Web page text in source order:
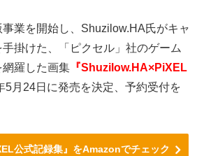
事業を開始し、Shuzilow.HA氏がキャ
掛けた、「ピクセル」社のゲーム
羅した画集 『Shuzilow.HA×PiXEL
5月24日に発売を決定、予約受付を
公式記録集』をAmazonでチェック